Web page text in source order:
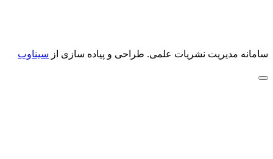
سامانه مدیریت نشریات علمی. طراحی و پیاده سازی از سیناوب